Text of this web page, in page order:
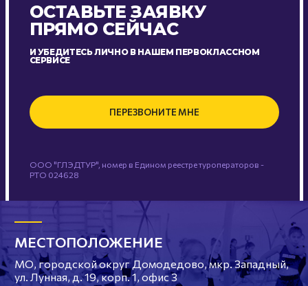
ОСТАВЬТЕ ЗАЯВКУ
ПРЯМО СЕЙЧАС
И УБЕДИТЕСЬ ЛИЧНО В НАШЕМ ПЕРВОКЛАССНОМ
СЕРВИСЕ
ПЕРЕЗВОНИТЕ МНЕ
ООО "ГЛЭДТУР", номер в Едином реестре туроператоров -
РТО 024628
МЕСТОПОЛОЖЕНИЕ
МО, городской округ Домодедово, мкр. Западный,
ул. Лунная, д. 19, корп. 1, офис 3